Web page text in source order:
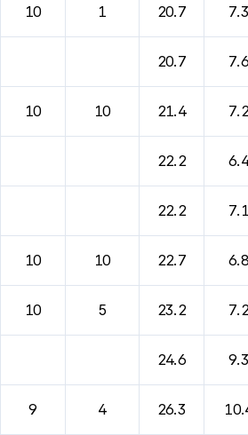
10 1 20.7 7.3
20.7 7.6
10 10 21.4
22.2
22.2 7.1
10 10 22.7 6.8
10 5 23.2
24.6 9.3
9 4 26.3